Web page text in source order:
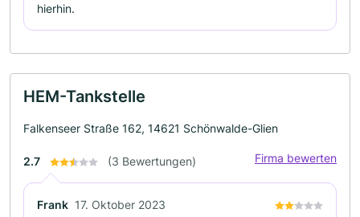
hierhin.
HEM-Tankstelle
Falkenseer Straße 162, 14621 Schönwalde-Glien
2.7 (3 Bewertungen) Firma bewerten
Frank 17. Oktober 2023